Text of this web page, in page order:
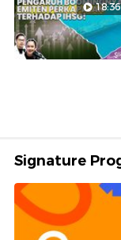
18:36
Signature